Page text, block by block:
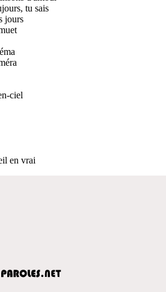
tu sais
jours
ciel
en vrai